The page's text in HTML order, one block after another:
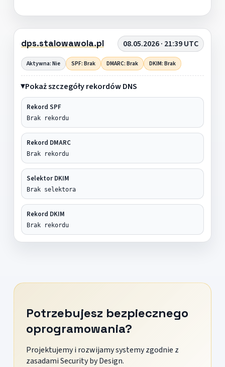
dps.stalowawola.pl 08.05.2026 · 21:39 UTC
Aktywna: Nie SPF: Brak DMARC: Brak DKIM: Brak
Pokaż szczegóły rekordów DNS
Rekord SPF
Brak rekordu
Rekord DMARC
Brak rekordu
Selektor DKIM
Brak selektora
Rekord DKIM
Brak rekordu
Potrzebujesz bezpiecznego
oprogramowania?
Projektujemy i rozwijamy systemy zgodnie z
zasadami Security by Design.